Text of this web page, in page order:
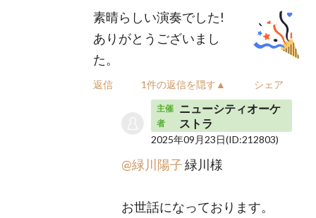
素晴らしい演奏でした!
ありがとうございまし
た。
返信 1件の返信を隠す▲ シェア
主催
者
ニューシティオーケ
ストラ
2025年09月23日(ID:212803)
@緑川陽子緑川様
お世話になっております。